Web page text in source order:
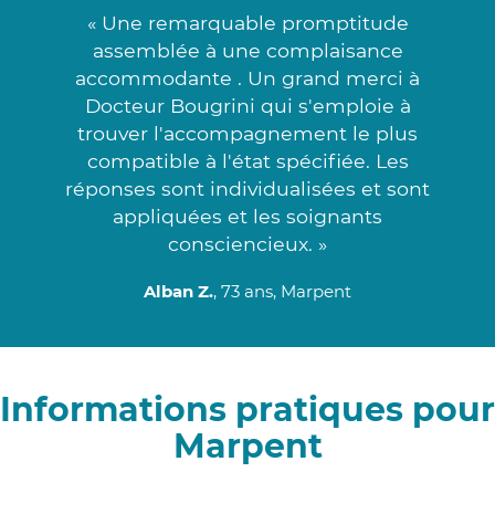
« Une remarquable promptitude
assemblée à une complaisance
accommodante . Un grand merci à
Docteur Bougrini qui s'emploie à
trouver l'accompagnement le plus
compatible à l'état spécifiée. Les
réponses sont individualisées et sont
appliquées et les soignants
consciencieux. »
Alban Z., 73 ans, Marpent
Informations pratiques pour
Marpent